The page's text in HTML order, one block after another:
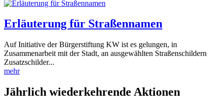
Erläuterung für Straßennamen
Auf Initiative der Bürgerstiftung KW ist es gelungen, in
Zusammenarbeit mit der Stadt, an ausgewählten Straßenschildern
Zusatzschilder...
mehr
Jährlich wiederkehrende Aktionen